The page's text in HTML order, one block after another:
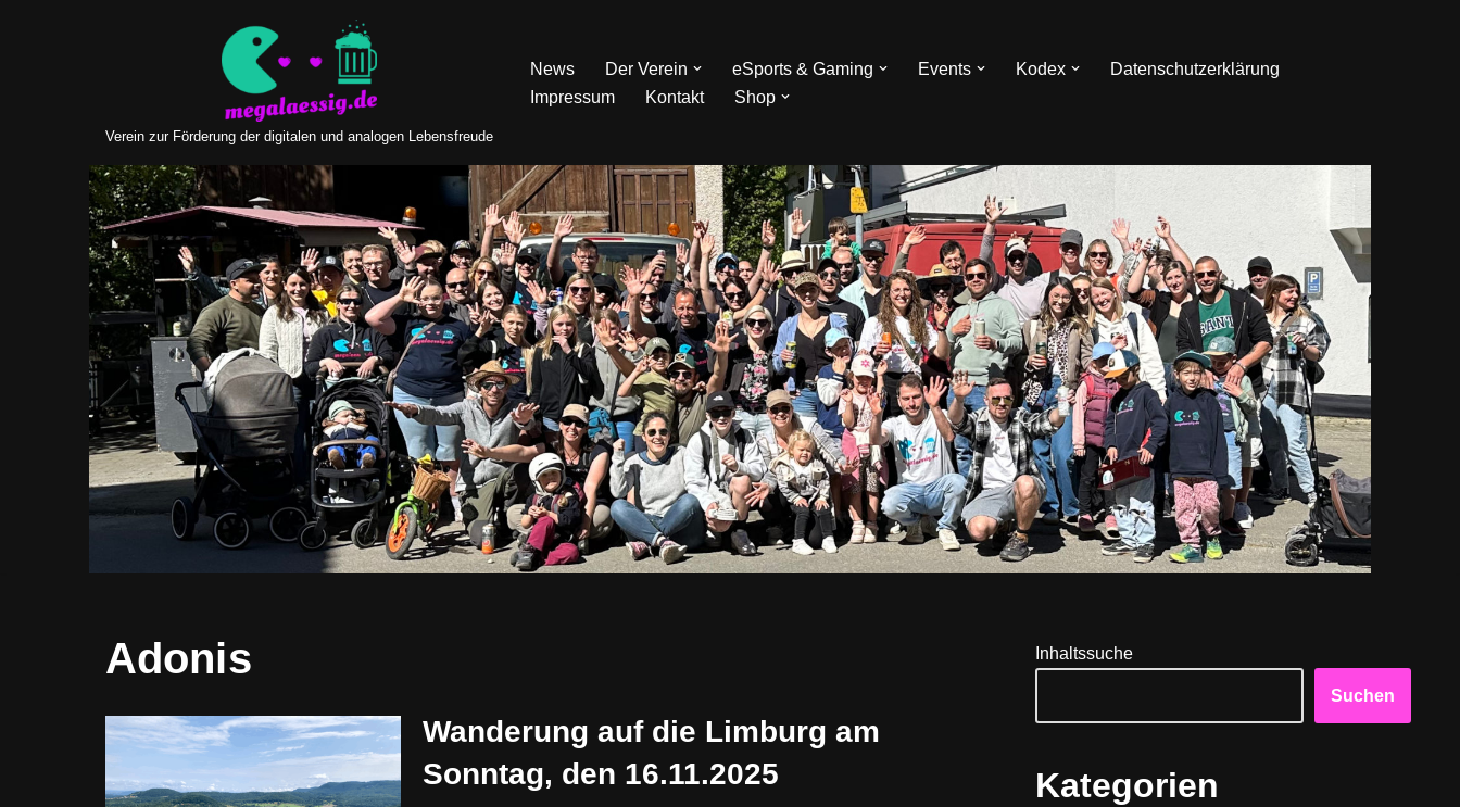
Verein zur Förderung der digitalen und analogen Lebensfreude
News Der Verein eSports & Gaming Events Kodex
Datenschutzerklärung
Impressum
Kontakt Shop
Adonis
Wanderung auf die Limburg am
Sonntag, den 16.11.2025
Inhaltssuche
Suchen
Kategorien